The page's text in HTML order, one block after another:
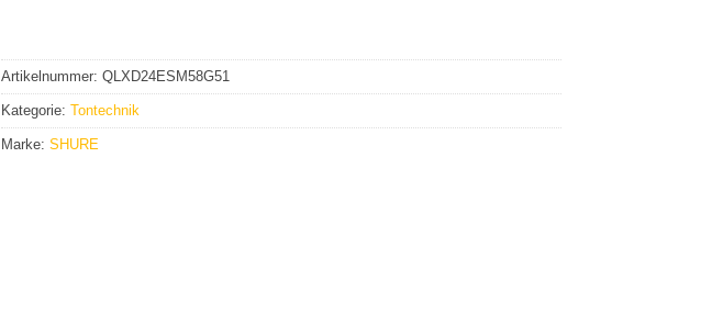
Artikelnummer: QLXD24ESM58G51
Kategorie: Tontechnik
Marke: SHURE